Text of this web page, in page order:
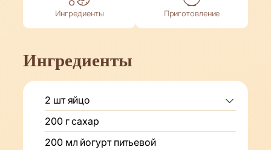
Ингредиенты Приготовление
Ингредиенты
2 шт яйцо
200 гсахар
200 мл йогурт питьевой